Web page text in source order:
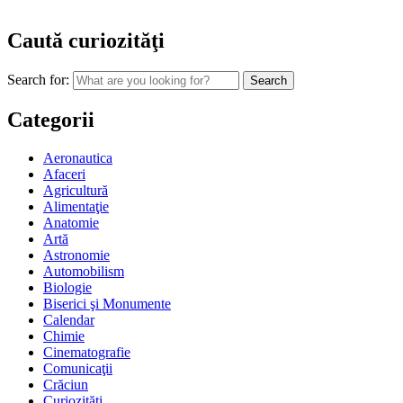
Caută curiozităţi
Search for:
Categorii
Aeronautica
Afaceri
Agricultură
Alimentaţie
Anatomie
Artă
Astronomie
Automobilism
Biologie
Biserici şi Monumente
Calendar
Chimie
Cinematografie
Comunicaţii
Crăciun